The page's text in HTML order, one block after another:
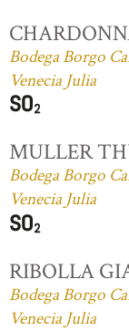
Bodega Borgo
Venecia Julia
MULLER
Bodega Borgo
Venecia Julia
RIBOLLA
Bodega Borgo
Venecia Julia